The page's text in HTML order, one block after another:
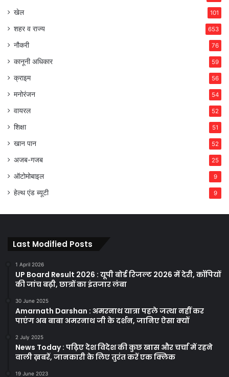
खेल 101
शहर व राज्य 653
नौकरी 76
कानूनी अधिकार 59
क्राइम 56
मनोरंजन 54
वायरल 52
शिक्षा 51
खान पान 52
अजब-गजब 25
ऑटोमोबाइल 9
हेल्थ एंड ब्यूटी 9
Last Modified Posts
1 April 2026
UP Board Result 2026 : यूपी बोर्ड रिजल्ट 2026 में देरी, कॉपियों
की जांच बढ़ी, छात्रों का इंतजार लंबा
30 June 2025
Amarnath Darshan : अमरनाथ यात्रा पहले जत्था नहीं कर
पाएंग अब बाबा अमरनाथ जी के दर्शन, जानिए ऐसा क्यों
2 July 2025
News Today : पढ़िए देश विदेश की कुछ खास और चर्चा में रहने
वाली ख़बरें, जानकारी के लिए तुरंत करें एक क्लिक
19 June 2023